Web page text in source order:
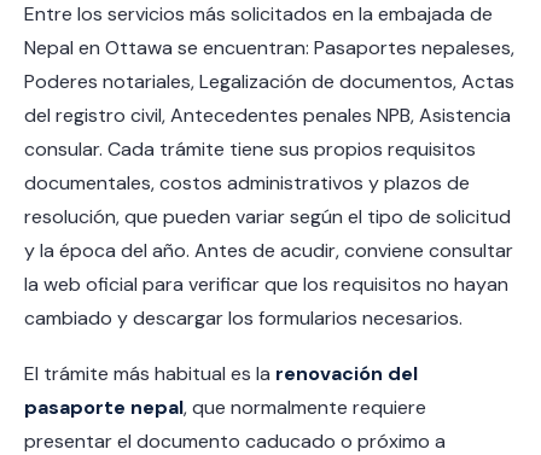
Entre los servicios más solicitados en la embajada de
Nepal en Ottawa se encuentran: Pasaportes nepaleses,
Poderes notariales, Legalización de documentos, Actas
del registro civil, Antecedentes penales NPB, Asistencia
consular. Cada trámite tiene sus propios requisitos
documentales, costos administrativos y plazos de
resolución, que pueden variar según el tipo de solicitud
y la época del año. Antes de acudir, conviene consultar
la web oficial para verificar que los requisitos no hayan
cambiado y descargar los formularios necesarios.
El trámite más habitual es la renovación del
pasaporte nepal, que normalmente requiere
presentar el documento caducado o próximo a